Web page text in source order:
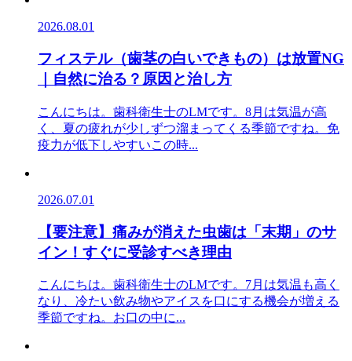
2026.08.01
フィステル（歯茎の白いできもの）は放置NG
｜自然に治る？原因と治し方
こんにちは。歯科衛生士のLMです。8月は気温が高
く、夏の疲れが少しずつ溜まってくる季節ですね。免
疫力が低下しやすいこの時...
2026.07.01
【要注意】痛みが消えた虫歯は「末期」のサ
イン！すぐに受診すべき理由
こんにちは。歯科衛生士のLMです。7月は気温も高く
なり、冷たい飲み物やアイスを口にする機会が増える
季節ですね。お口の中に...